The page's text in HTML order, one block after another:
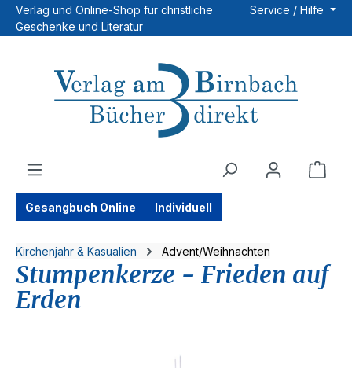
Zum Hauptinhalt springen
Verlag und Online-Shop für christliche
Geschenke und Literatur
Service / Hilfe
Gesangbuch Online Individuell
Kirchenjahr & Kasualien Advent/Weihnachten
Stumpenkerze - Frieden auf
Erden